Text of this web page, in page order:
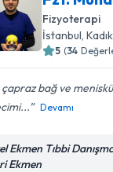
Fizyoterapi
İstanbul ,
5 (34
bağ ve
Devamı
Ekmen Tıbbi
Ekmen